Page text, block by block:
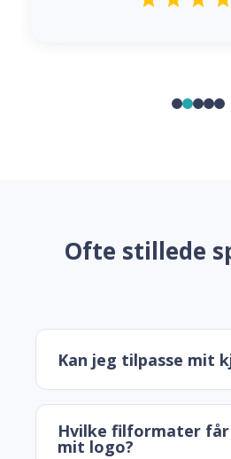
Ofte stillede
Kan jeg tilpasse mit
Hvilke filformater får
mit logo?